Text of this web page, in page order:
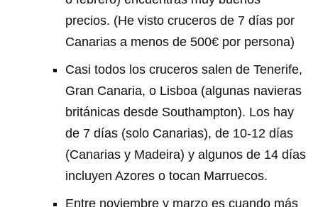
precios. (He visto cruceros de 7 días por
Canarias a menos de 500€ por persona)
Casi todos los cruceros salen de Tenerife,
Gran Canaria, o Lisboa (algunas navieras
británicas desde Southampton). Los hay
de 7 días (solo Canarias), de 10-12 días
(Canarias y Madeira) y algunos de 14 días
incluyen Azores o tocan Marruecos.
Entre noviembre y marzo es cuando más